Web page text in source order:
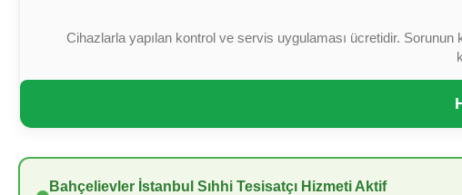
Cihazlarla yapılan kontrol ve servis uygulaması ücretidir.
Bahçelievler İstanbul Sıhhi Tesisatçı Hizmeti Aktif